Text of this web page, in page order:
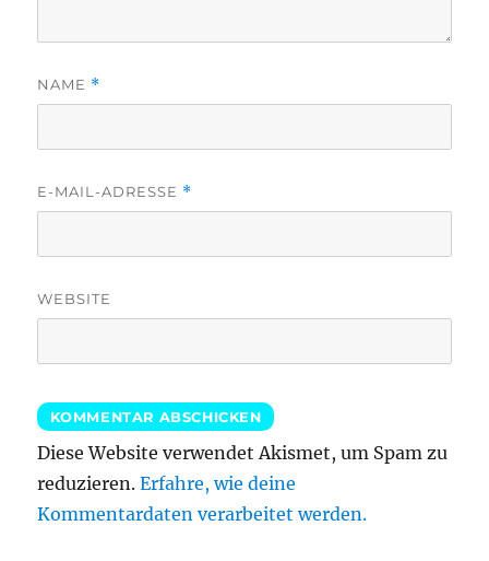
NAME *
E-MAIL-ADRESSE *
WEBSITE
Diese Website verwendet Akismet, um Spam zu
reduzieren.Erfahre, wie deine
Kommentardaten verarbeitet werden.